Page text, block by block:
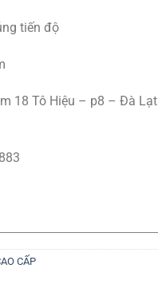
tiến độ
18 Tô Hiệu – p8 – Đà Lạt
CẤP